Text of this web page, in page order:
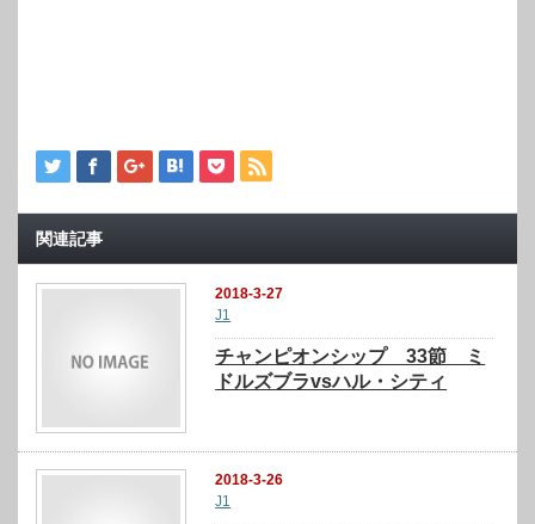
関連記事
2018-3-27
J1
チャンピオンシップ 33節 ミ
ドルズブラvsハル・シティ
2018-3-26
J1